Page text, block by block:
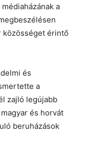
a
közösséget érintő
és
a
zajló legújabb
és horvát
beruházások